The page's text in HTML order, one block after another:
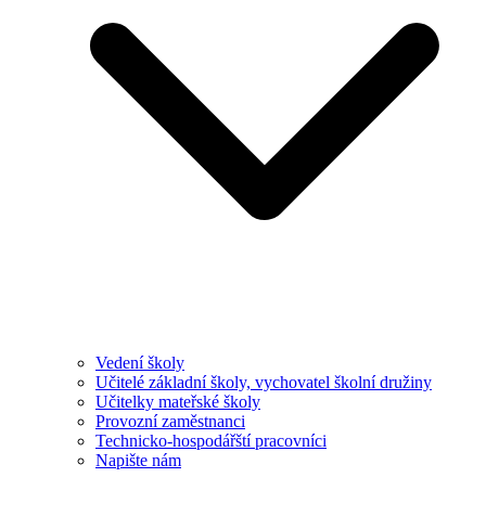
Vedení školy
Učitelé základní školy, vychovatel školní družiny
Učitelky mateřské školy
Provozní zaměstnanci
Technicko-hospodářští pracovníci
Napište nám